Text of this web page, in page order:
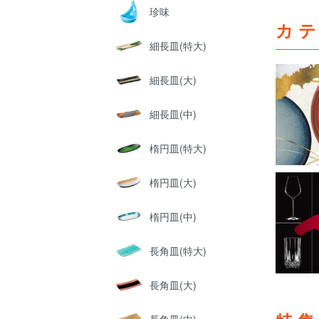
珍味
細長皿(特大)
細長皿(大)
細長皿(中)
楕円皿(特大)
楕円皿(大)
楕円皿(中)
長角皿(特大)
長角皿(大)
カ